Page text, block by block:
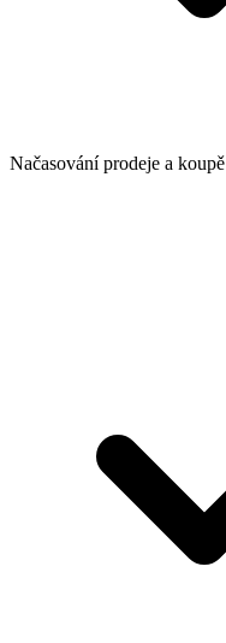
Načasování prodeje a koupě